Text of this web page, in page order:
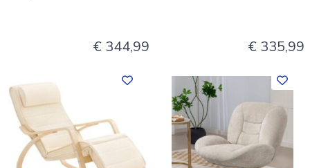
€ 344,99 € 335,99